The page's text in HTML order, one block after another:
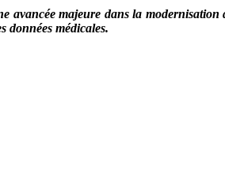
majeure dans la modernisation
données médicales.